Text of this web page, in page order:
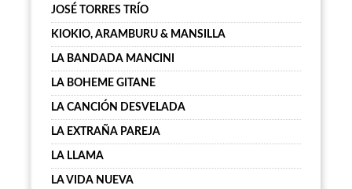
JOSÉ TORRES TRÍO
KIOKIO, ARAMBURU & MANSILLA
LA BANDADA MANCINI
LA BOHEME GITANE
LA CANCIÓN DESVELADA
LA EXTRAÑA PAREJA
LA LLAMA
LA VIDA NUEVA